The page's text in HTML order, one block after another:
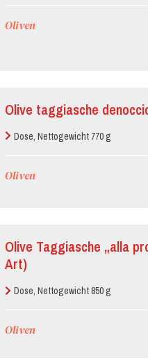
Oliven
Olive taggiasche
Dose, Nettogewicht 770 g
Oliven
Olive Taggiasche „alla
Art)
Dose, Nettogewicht 850 g
Oliven